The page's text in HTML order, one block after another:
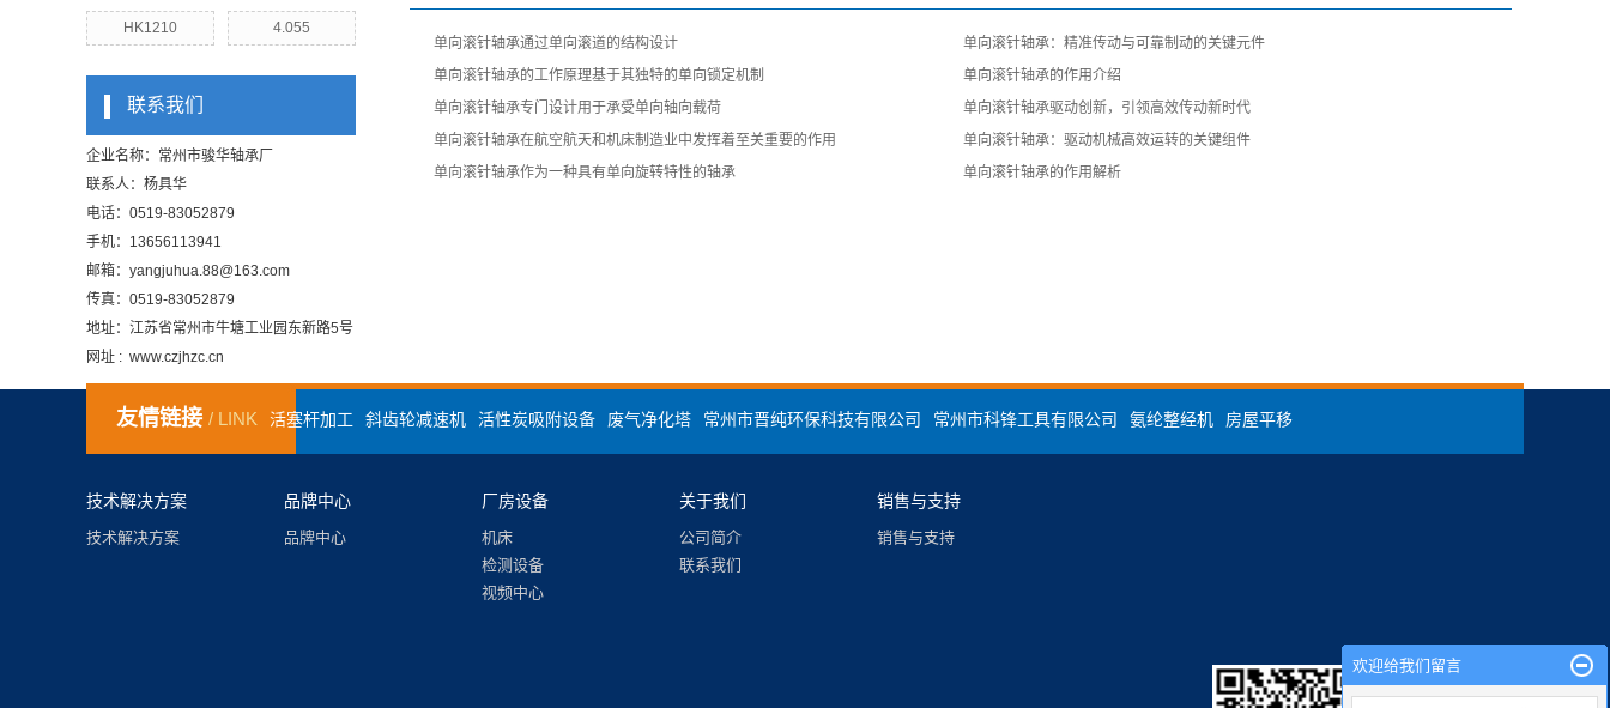
HK1210 4.055
联系我们
企业名称：常州市骏华轴承厂
联系人：杨具华
电话：0519-83052879
手机：13656113941
邮箱：yangjuhua.88@163.com
传真：0519-83052879
地址：江苏省常州市牛塘工业园东新路5号
网址 : www.czjhzc.cn
单向滚针轴承通过单向滚道的结构设计
单向滚针轴承：精准传动与可靠制动的关键元件
单向滚针轴承的工作原理基于其独特的单向锁定机制
单向滚针轴承的作用介绍
单向滚针轴承专门设计用于承受单向轴向载荷
单向滚针轴承驱动创新，引领高效传动新时代
单向滚针轴承在航空航天和机床制造业中发挥着至关重要的作用
单向滚针轴承：驱动机械高效运转的关键组件
单向滚针轴承作为一种具有单向旋转特性的轴承
单向滚针轴承的作用解析
友情链接 / LINK 活塞杆加工 斜齿轮减速机 活性炭吸附设备 废气净化塔 常州市晋纯环保科技有限公司 常州市科锋工具有限公司 氨纶整经机 房屋平移
技术解决方案
技术解决方案
品牌中心
品牌中心
厂房设备
机床
检测设备
视频中心
关于我们
公司简介
联系我们
销售与支持
销售与支持
欢迎给我们留言